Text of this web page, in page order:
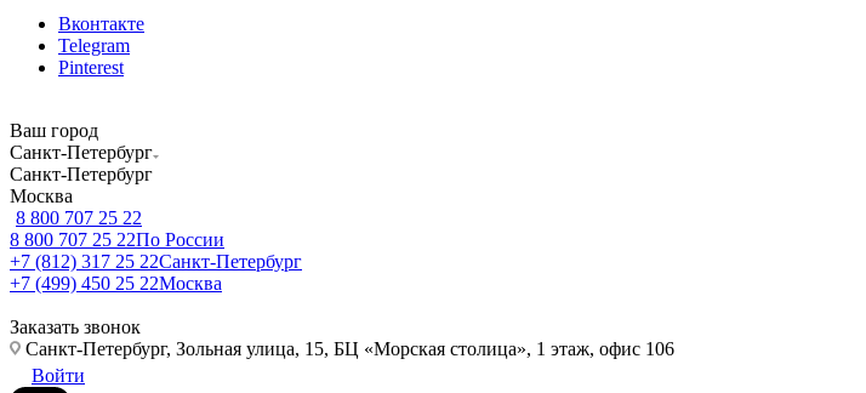
Вконтакте
Telegram
Pinterest
Ваш город
Санкт-Петербург
Санкт-Петербург
Москва
8 800 707 25 22
8 800 707 25 22По России
+7 (812) 317 25 22Санкт-Петербург
+7 (499) 450 25 22Москва
Заказать звонок
Санкт-Петербург, Зольная улица, 15, БЦ «Морская столица», 1 этаж, офис 106
Войти